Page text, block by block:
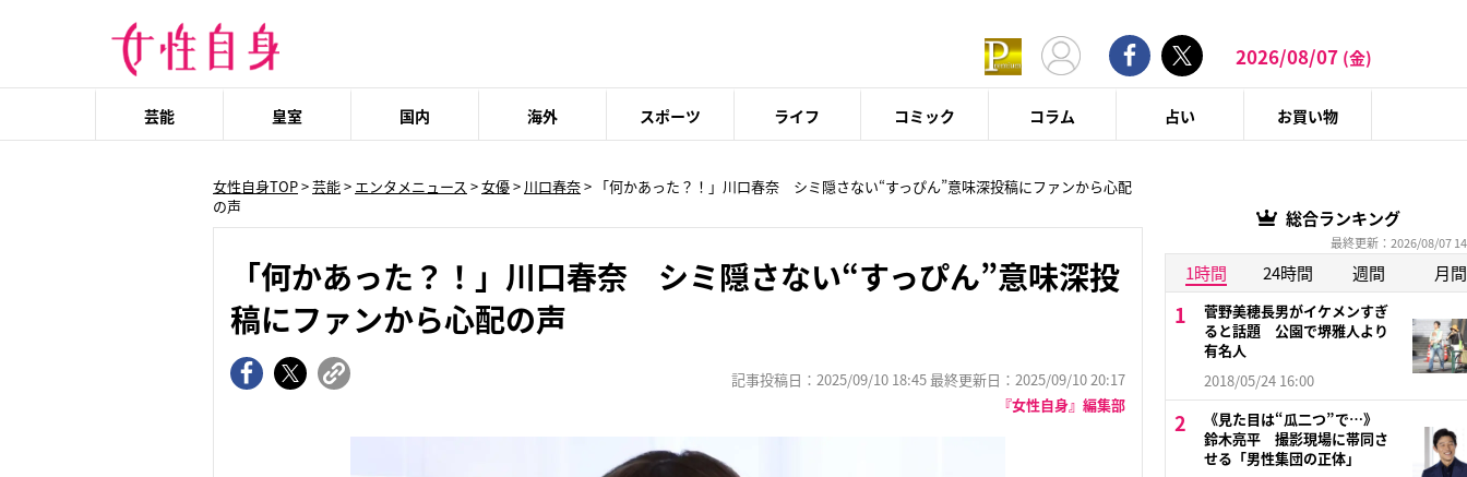
2026/08/07 (金)
芸能 皇室 国内 海外 スポーツ ライフ コミック コラム 占い お買い物
女性自身TOP>芸能> エンタメニュース >女優> 川口春奈> 「何かあった？！」川口春奈 シミ隠さない“すっぴん”意味深投稿にファンから心配
の声
「何かあった？！」川口春奈 シミ隠さない“すっぴん”意味深投
稿にファンから心配の声
記事投稿日：2025/09/10 18:45 最終更新日：2025/09/10 20:17
『女性自身』編集部
総合ランキング
最終更新：2026/08/07
1時間 24時間 週間 月間
菅野美穂長男がイケメンすぎ
ると話題 公園で堺雅人より
有名人
2018/05/24 16:00
《見た目は“瓜二つ”で…》
鈴木亮平 撮影現場に帯同さ
せる「男性集団の正体」